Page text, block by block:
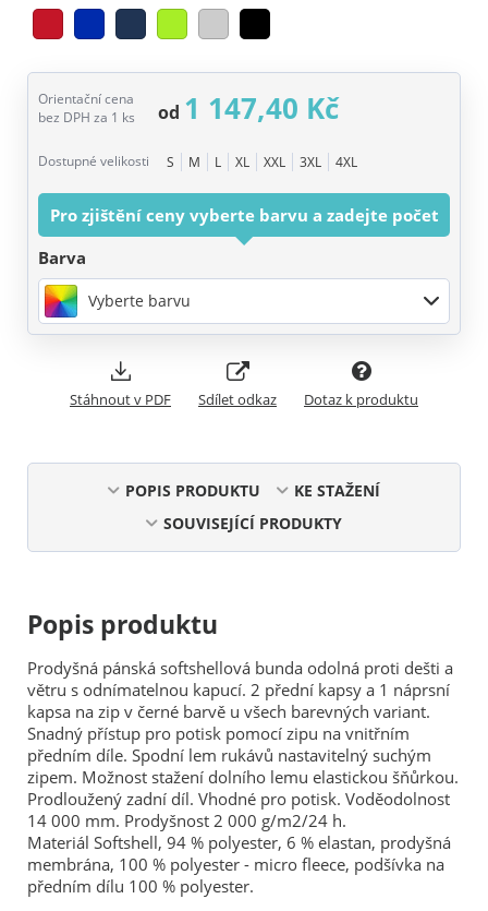
Orientační cena
bez DPH za 1 ks
od 1 147,40 Kč
Dostupné velikosti S M L XL XXL 3XL 4XL
Pro zjištění ceny vyberte barvu a zadejte počet
Barva
Vyberte barvu
Stáhnout v PDF Sdílet odkaz Dotaz k produktu
POPIS PRODUKTU
KE STAŽENÍ
SOUVISEJÍCÍ PRODUKTY
Popis produktu
Prodyšná pánská softshellová bunda odolná proti dešti a
větru s odnímatelnou kapucí. 2 přední kapsy a 1 náprsní
kapsa na zip v černé barvě u všech barevných variant.
Snadný přístup pro potisk pomocí zipu na vnitřním
předním díle. Spodní lem rukávů nastavitelný suchým
zipem. Možnost stažení dolního lemu elastickou šňůrkou.
Prodloužený zadní díl. Vhodné pro potisk. Voděodolnost
14 000 mm. Prodyšnost 2 000 g/m2/24 h.
Materiál Softshell, 94 % polyester, 6 % elastan, prodyšná
membrána, 100 % polyester - micro fleece, podšívka na
předním dílu 100 % polyester.